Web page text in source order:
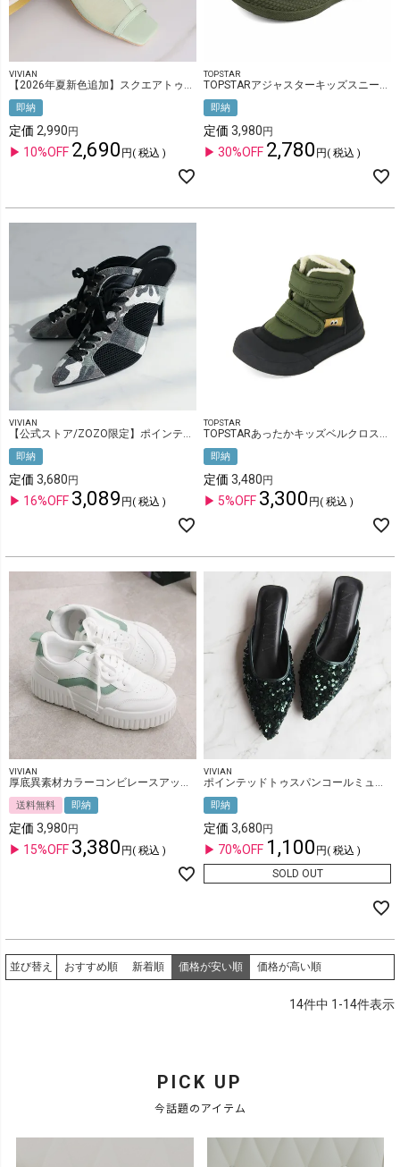
VIVIAN
即納
定価 2,990
10%OFF 2,690 税込
TOPSTAR
即納
定価 3,980
30%OFF 2,780 税込
VIVIAN
即納
定価 3,680
16%OFF 3,089 税込
TOPSTAR
即納
定価 3,480
5%OFF 3,300 税込
VIVIAN
送料無料 即納
定価 3,980
15%OFF 3,380 税込
VIVIAN
即納
定価 3,680
70%OFF 1,100
税込
SOLD OUT
並び替え おすすめ順 新着順 価格が安い順 価格が高い順
14件中 1 -14件表示
PICK UP
今話題のアイテム